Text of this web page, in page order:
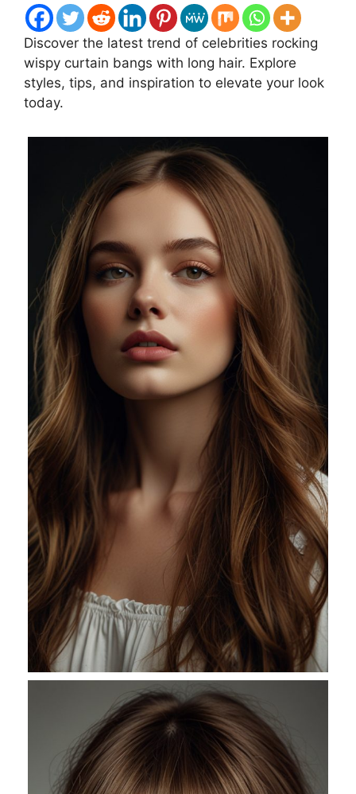
Discover the latest trend of celebrities rocking
wispy curtain bangs with long hair. Explore
styles, tips, and inspiration to elevate your look
today.